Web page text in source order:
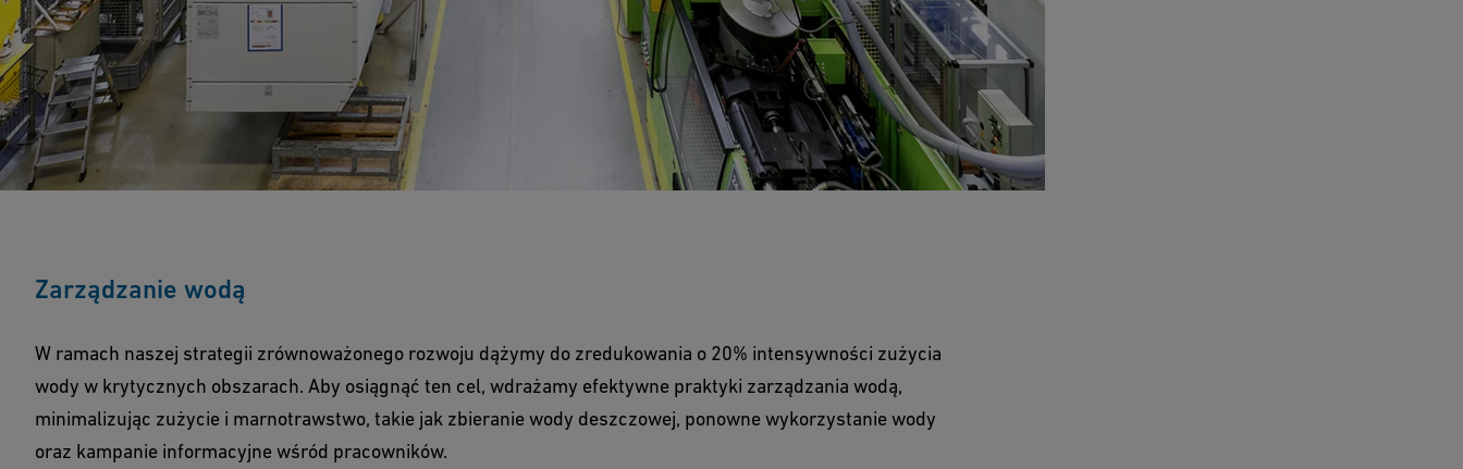
Zarządzanie wodą
W ramach naszej strategii zrównoważonego rozwoju dążymy do zredukowania o 20% intensywności zużycia
wody w krytycznych obszarach. Aby osiągnąć ten cel, wdrażamy efektywne praktyki zarządzania wodą,
minimalizując zużycie i marnotrawstwo, takie jak zbieranie wody deszczowej, ponowne wykorzystanie wody
oraz kampanie informacyjne wśród pracowników.